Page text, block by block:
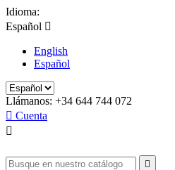
Idioma:
Español 
English
Español
Llámanos: +34 644 744 072
 Cuenta

